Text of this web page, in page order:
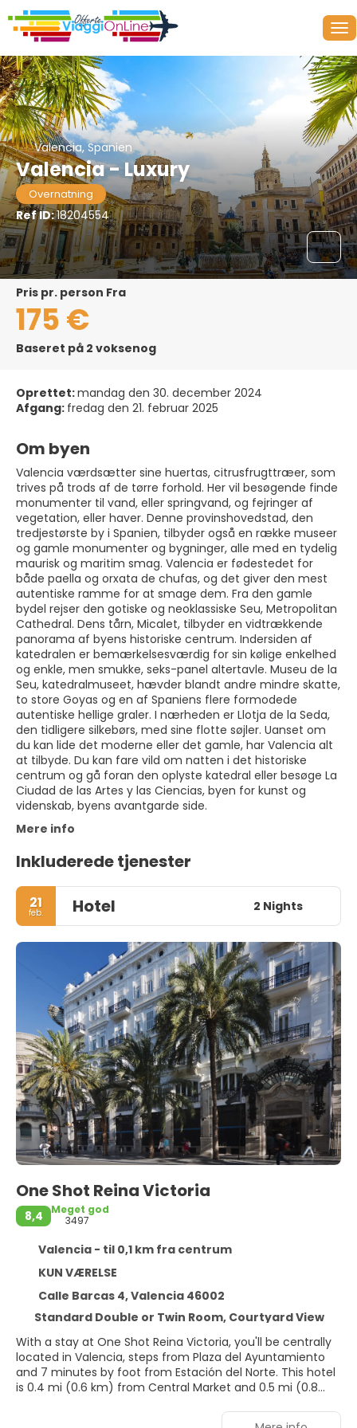
Valencia, Spanien
Valencia - Luxury
Overnatning
Ref ID:18204554
pris pr. person Fra
175 €
Baseret på 2 voksenog
Oprettet:mandag den 30. december 2024
Afgang: fredag den 21. februar 2025
Om byen
Valencia værdsætter sine huertas, citrusfrugttræer, som
trives på trods af de tørre forhold. Her vil besøgende finde
monumenter til vand, eller springvand, og fejringer af
vegetation, eller haver. Denne provinshovedstad, den
tredjestørste by i Spanien, tilbyder også en række museer
og gamle monumenter og bygninger, alle med en tydelig
maurisk og maritim smag. Valencia er fødestedet for
både paella og orxata de chufas, og det giver den mest
autentiske ramme for at smage dem. Fra den gamle
bydel rejser den gotiske og neoklassiske Seu, Metropolitan
Cathedral. Dens tårn, Micalet, tilbyder en vidtrækkende
panorama af byens historiske centrum. Indersiden af
katedralen er bemærkelsesværdig for sin kølige enkelhed
og enkle, men smukke, seks-panel altertavle. Museu de la
Seu, katedralmuseet, hævder blandt andre mindre skatte,
to store Goyas og en af Spaniens flere formodede
autentiske hellige graler. I nærheden er Llotja de la Seda,
den tidligere silkebørs, med sine flotte søjler. Uanset om
du kan lide det moderne eller det gamle, har Valencia alt
at tilbyde. Du kan fare vild om natten i det historiske
centrum og gå foran den oplyste katedral eller besøge La
Ciudad de las Artes y las Ciencias, byen for kunst og
videnskab, byens avantgarde side.
Mere info
Inkluderede tjenester
21
feb. Hotel 2 Nights
One Shot Reina Victoria
8,4
Meget god
3497
Valencia - til 0,1 km fra centrum
KUN VÆRELSE
Calle Barcas 4, Valencia 46002
Standard Double or Twin Room, Courtyard View
With a stay at One Shot Reina Victoria, you'll be centrally
located in Valencia, steps from Plaza del Ayuntamiento
and 7 minutes by foot from Estación del Norte. This hotel
is 0.4 mi (0.6 km) from Central Market and 0.5 mi (0.8